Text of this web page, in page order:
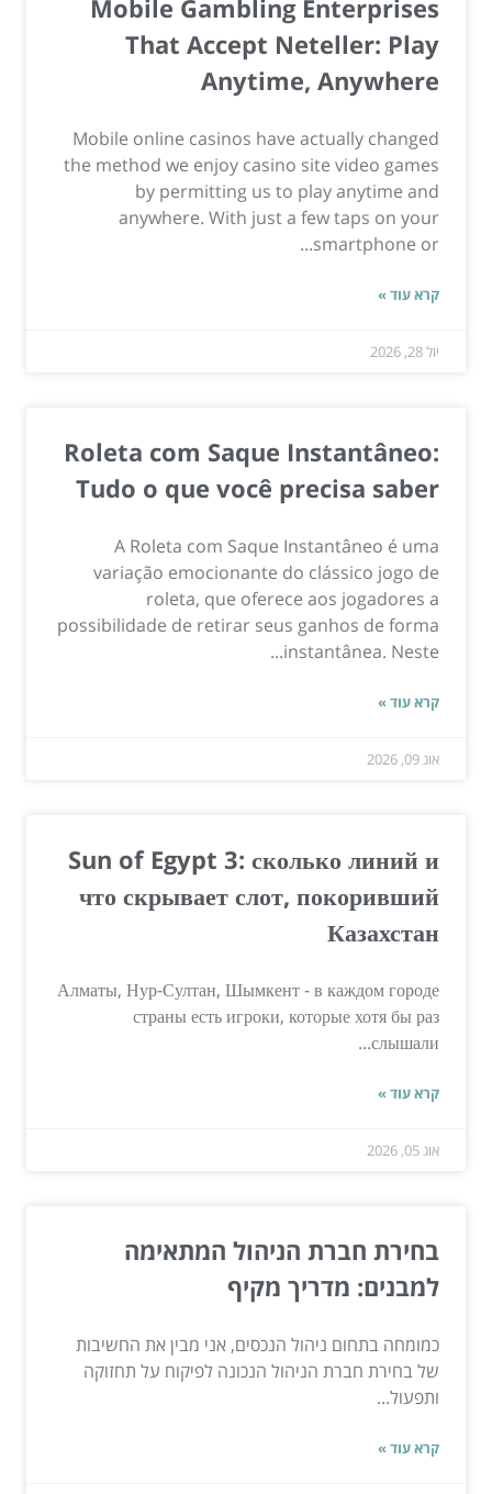
Mobile Gambling Enterprises
That Accept Neteller: Play
Anytime, Anywhere
Mobile online casinos have actually changed
the method we enjoy casino site video games
by permitting us to play anytime and
anywhere. With just a few taps on your
smartphone or...
קרא עוד »
יול 28, 2026
Roleta com Saque Instantâneo:
Tudo o que você precisa saber
A Roleta com Saque Instantâneo é uma
variação emocionante do clássico jogo de
roleta, que oferece aos jogadores a
possibilidade de retirar seus ganhos de forma
instantânea. Neste...
קרא עוד »
אוג 09, 2026
Sun of Egypt 3: сколько линий и
что скрывает слот, покоривший
Казахстан
Алматы, Нур-Султан, Шымкент - в каждом городе
страны есть игроки, которые хотя бы раз
слышали...
קרא עוד »
אוג 05, 2026
בחירת חברת הניהול המתאימה
למבנים: מדריך מקיף
כמומחה בתחום ניהול הנכסים, אני מבין את החשיבות
של בחירת חברת הניהול הנכונה לפיקוח על תחזוקה
ותפעול...
קרא עוד »